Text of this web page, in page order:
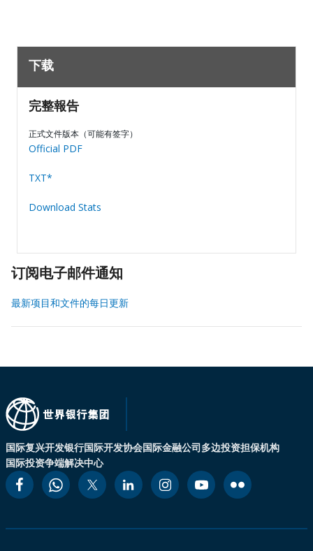
下载
完整報告
正式文件版本（可能有签字）
Official PDF
TXT*
Download Stats
订阅电子邮件通知
最新项目和文件的每日更新
国际复兴开发银行国际开发协会国际金融公司多边投资担保机构
国际投资争端解决中心